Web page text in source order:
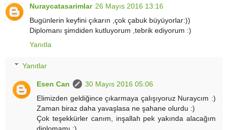
Nuraycatasarimlar 26 Mayıs 2016 13:16
Bugünlerin keyfini çıkarın ,çok çabuk büyüyorlar:))
Diplomanı şimdiden kutluyorum ,tebrik ediyorum :)
Yanıtla
Yanıtlar
Esen Can
30 Mayıs 2016 05:06
Elimizden geldiğince çıkarmaya çalışıyoruz Nuraycım :)
Zaman biraz daha yavaşlasa ne şahane olurdu :)
Çok teşekkürler canım, inşallah pek yakında alacağım
diplomamı :)